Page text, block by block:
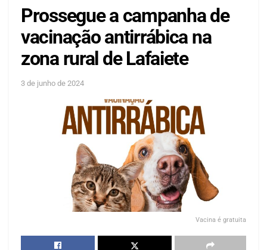
Prossegue a campanha de
vacinação antirrábica na
zona rural de Lafaiete
3 de junho de 2024
Vacina é gratuita